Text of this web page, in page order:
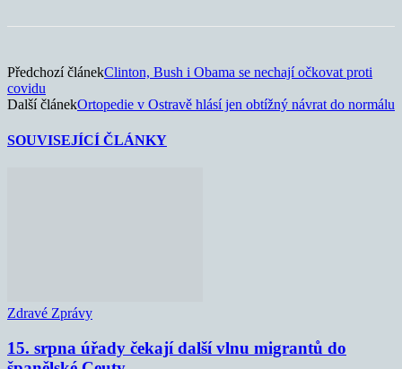
Předchozí článekClinton, Bush i Obama se nechají očkovat proti
covidu
Další článekOrtopedie v Ostravě hlásí jen obtížný návrat do normálu
SOUVISEJÍCÍ ČLÁNKY
Zdravé Zprávy
15. srpna úřady čekají další vlnu migrantů do